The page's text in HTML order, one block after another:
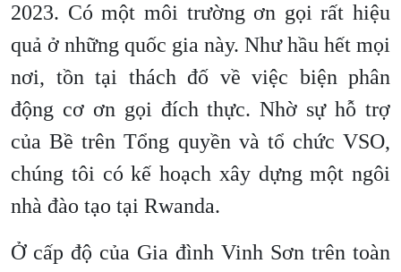
2023. Có một môi trường ơn gọi rất hiệu
quả ở những quốc gia này. Như hầu hết mọi
nơi, tồn tại thách đố về việc biện phân
động cơ ơn gọi đích thực. Nhờ sự hỗ trợ
của Bề trên Tổng quyền và tổ chức VSO,
chúng tôi có kế hoạch xây dựng một ngôi
nhà đào tạo tại Rwanda.
Ở cấp độ của Gia đình Vinh Sơn trên toàn